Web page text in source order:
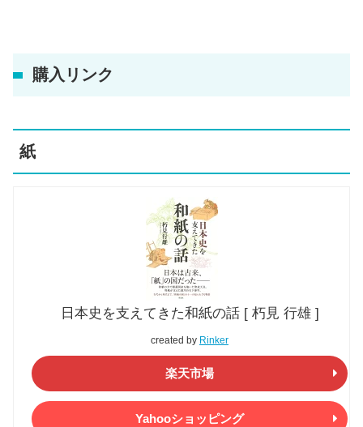
購入リンク
紙
日本史を支えてきた和紙の話 [ 朽見 行雄 ]
created by Rinker
楽天市場
Yahooショッピング